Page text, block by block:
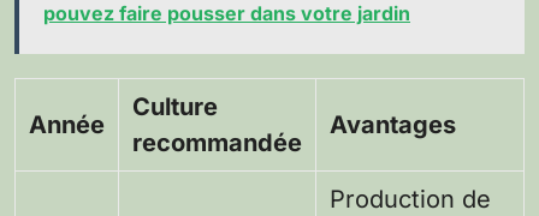
pouvez faire pousser dans votre jardin
Année
Culture
recommandée
Avantages
Production de